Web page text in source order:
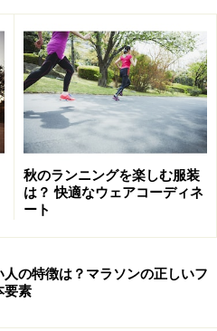
かな筋肉を作り出す
秋のランニングを楽しむ服装
は？ 快適なウェアコーディネ
ート
の特徴は？マラソンの正しいフ
要素